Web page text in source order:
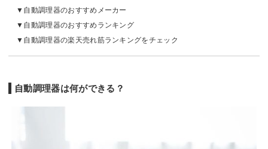
自動調理器のおすすめメーカー
自動調理器のおすすめランキング
自動調理器の楽天売れ筋ランキングをチェック
自動調理器は何ができる？